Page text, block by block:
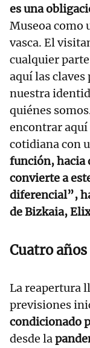
es una
Museoa como
vasca. El
cualquier
aquí las
nuestra
quiénes
encontrar aquí
cotidiana con
función, hacia
convierte a
diferencial”,
de Bizkaia,
Cuatro
La reapertura
previsiones
condicionado
desde la